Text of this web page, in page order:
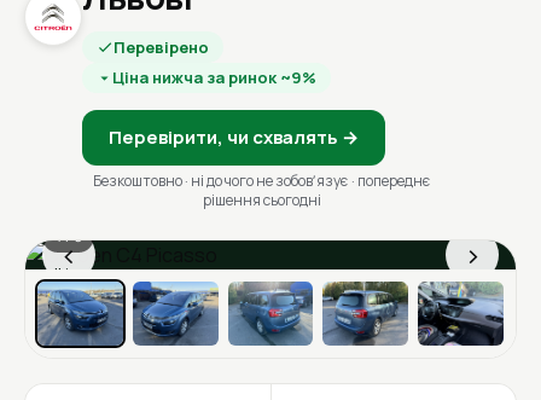
Перевірено
Ціна нижча за ринок ~9%
Перевірити, чи схвалять →
Безкоштовно · ні до чого не зобовʼязує · попереднє
рішення сьогодні
‹ ›
1 / 6
Ціна в місяць